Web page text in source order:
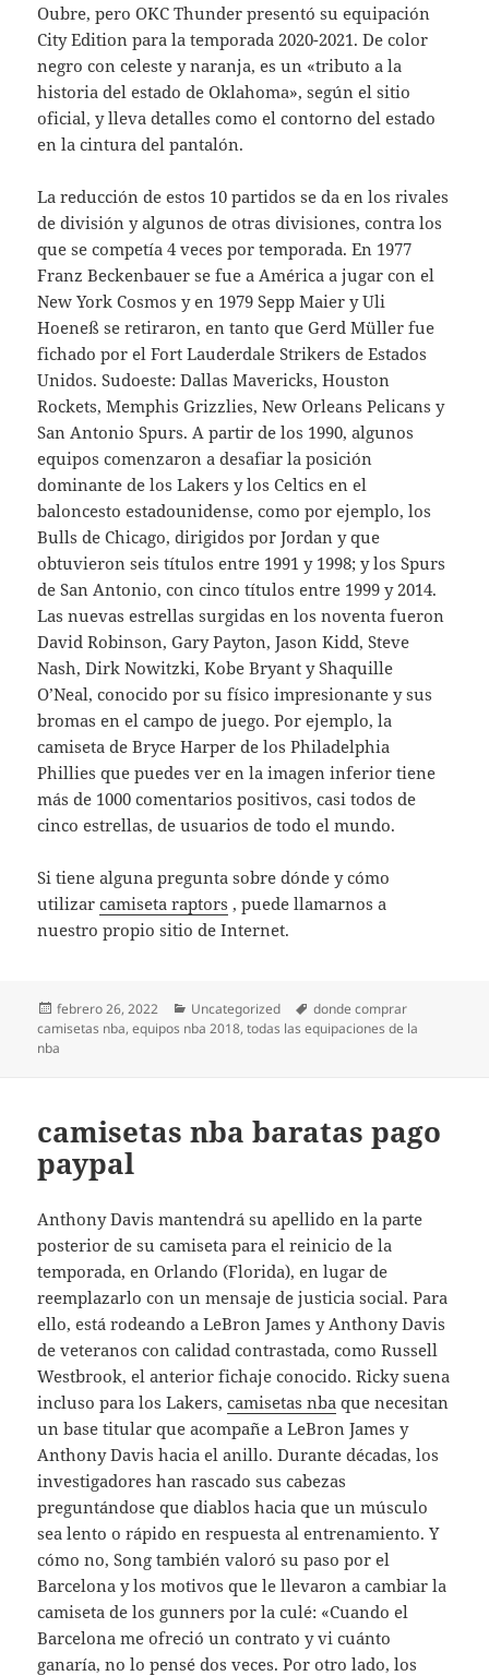
Oubre, pero OKC Thunder presentó su equipación
City Edition para la temporada 2020-2021. De color
negro con celeste y naranja, es un «tributo a la
historia del estado de Oklahoma», según el sitio
oficial, y lleva detalles como el contorno del estado
en la cintura del pantalón.
La reducción de estos 10 partidos se da en los rivales
de división y algunos de otras divisiones, contra los
que se competía 4 veces por temporada. En 1977
Franz Beckenbauer se fue a América a jugar con el
New York Cosmos y en 1979 Sepp Maier y Uli
Hoeneß se retiraron, en tanto que Gerd Müller fue
fichado por el Fort Lauderdale Strikers de Estados
Unidos. Sudoeste: Dallas Mavericks, Houston
Rockets, Memphis Grizzlies, New Orleans Pelicans y
San Antonio Spurs. A partir de los 1990, algunos
equipos comenzaron a desafiar la posición
dominante de los Lakers y los Celtics en el
baloncesto estadounidense, como por ejemplo, los
Bulls de Chicago, dirigidos por Jordan y que
obtuvieron seis títulos entre 1991 y 1998; y los Spurs
de San Antonio, con cinco títulos entre 1999 y 2014.
Las nuevas estrellas surgidas en los noventa fueron
David Robinson, Gary Payton, Jason Kidd, Steve
Nash, Dirk Nowitzki, Kobe Bryant y Shaquille
O’Neal, conocido por su físico impresionante y sus
bromas en el campo de juego. Por ejemplo, la
camiseta de Bryce Harper de los Philadelphia
Phillies que puedes ver en la imagen inferior tiene
más de 1000 comentarios positivos, casi todos de
cinco estrellas, de usuarios de todo el mundo.
Si tiene alguna pregunta sobre dónde y cómo
utilizarcamiseta raptors , puede llamarnos a
nuestro propio sitio de Internet.
Publicado
el
febrero 26, 2022 Categorías
Uncategorized Etiquetas
donde comprar
camisetas nba,equipos nba 2018,todas las equipaciones de la
nba
camisetas nba baratas pago
paypal
Anthony Davis mantendrá su apellido en la parte
posterior de su camiseta para el reinicio de la
temporada, en Orlando (Florida), en lugar de
reemplazarlo con un mensaje de justicia social. Para
ello, está rodeando a LeBron James y Anthony Davis
de veteranos con calidad contrastada, como Russell
Westbrook, el anterior fichaje conocido. Ricky suena
incluso para los Lakers,camisetas nba que necesitan
un base titular que acompañe a LeBron James y
Anthony Davis hacia el anillo. Durante décadas, los
investigadores han rascado sus cabezas
preguntándose que diablos hacia que un músculo
sea lento o rápido en respuesta al entrenamiento. Y
cómo no, Song también valoró su paso por el
Barcelona y los motivos que le llevaron a cambiar la
camiseta de los gunners por la culé: «Cuando el
Barcelona me ofreció un contrato y vi cuánto
ganaría, no lo pensé dos veces. Por otro lado, los